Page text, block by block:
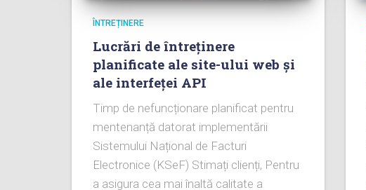
ÎNTREȚINERE
Lucrări de întreținere
planificate ale site-ului web și
ale interfeței API
Timp de nefuncționare planificat pentru
mentenanță datorat implementării
Sistemului Național de Facturi
Electronice (KSeF) Stimați clienți, Pentru
a asigura cea mai înaltă calitate a